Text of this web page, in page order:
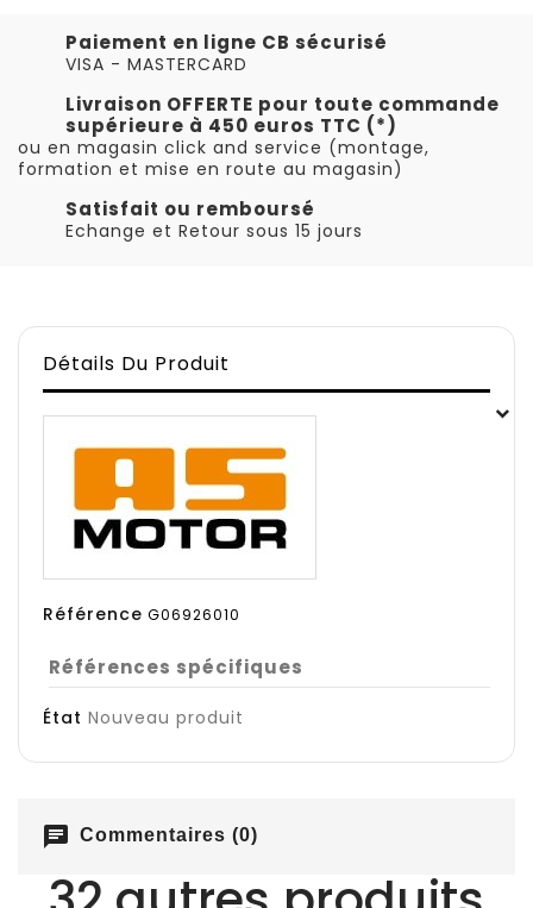
Paiement en ligne CB sécurisé
VISA - MASTERCARD
Livraison OFFERTE pour toute commande
supérieure à 450 euros TTC (*)
ou en magasin click and service (montage,
formation et mise en route au magasin)
Satisfait ou remboursé
Echange et Retour sous 15 jours
Détails Du Produit
Référence G06926010
Références spécifiques
État Nouveau produit
chat Commentaires (0)